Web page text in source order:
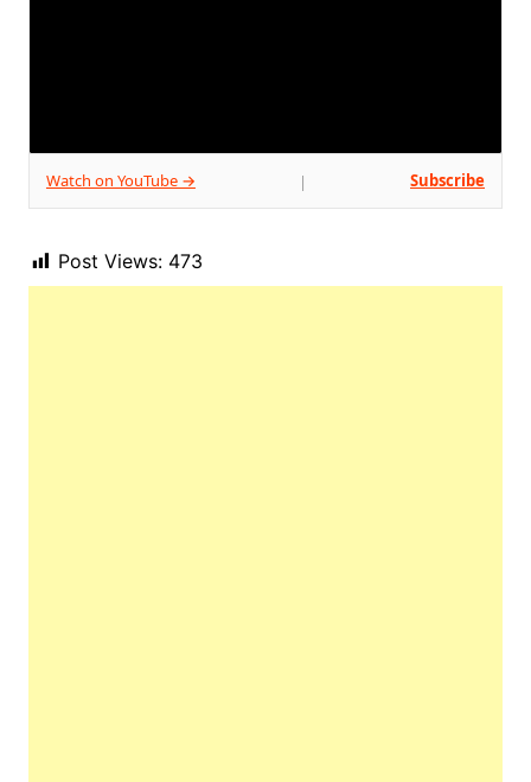
Watch on YouTube → | Subscribe
Post Views: 473